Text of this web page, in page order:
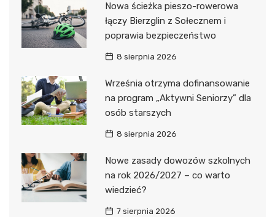
Nowa ścieżka pieszo-rowerowa
łączy Bierzglin z Sołecznem i
poprawia bezpieczeństwo
8 sierpnia 2026
Września otrzyma dofinansowanie
na program „Aktywni Seniorzy” dla
osób starszych
8 sierpnia 2026
Nowe zasady dowozów szkolnych
na rok 2026/2027 – co warto
wiedzieć?
7 sierpnia 2026